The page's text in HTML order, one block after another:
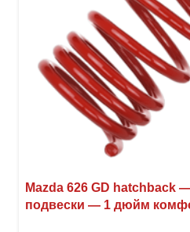
Mazda 626 GD hatchback
подвески — 1 дюйм